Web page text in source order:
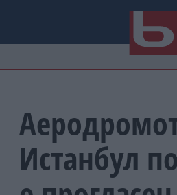
Истанбул